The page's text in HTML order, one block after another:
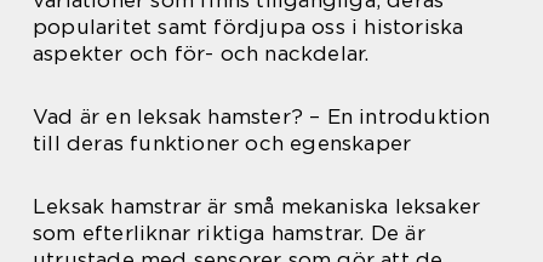
popularitet samt fördjupa oss i historiska
aspekter och för- och nackdelar.
Vad är en leksak hamster? – En introduktion
till deras funktioner och egenskaper
Leksak hamstrar är små mekaniska leksaker
som efterliknar riktiga hamstrar. De är